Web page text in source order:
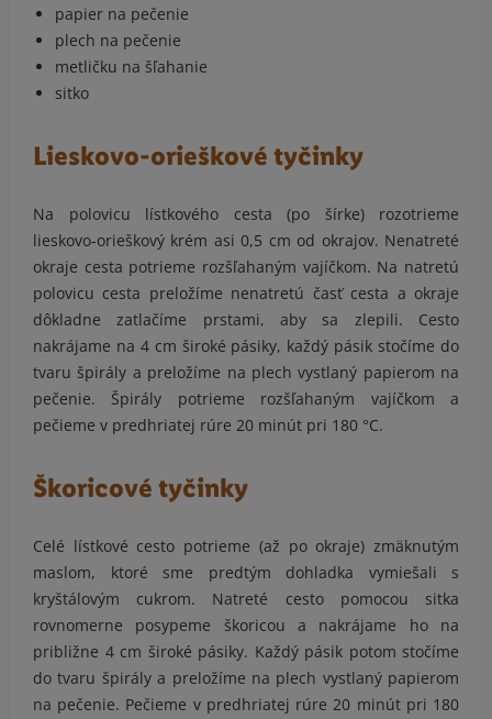
papier na pečenie
plech na pečenie
metličku na šľahanie
sitko
Lieskovo-orieškové tyčinky
Na polovicu lístkového cesta (po šírke) rozotrieme
lieskovo-orieškový krém asi 0,5 cm od okrajov. Nenatreté
okraje cesta potrieme rozšľahaným vajíčkom. Na natretú
polovicu cesta preložíme nenatretú časť cesta a okraje
dôkladne zatlačíme prstami, aby sa zlepili. Cesto
nakrájame na 4 cm široké pásiky, každý pásik stočíme do
tvaru špirály a preložíme na plech vystlaný papierom na
pečenie. Špirály potrieme rozšľahaným vajíčkom a
pečieme v predhriatej rúre 20 minút pri 180 °C.
Škoricové tyčinky
Celé lístkové cesto potrieme (až po okraje) zmäknutým
maslom, ktoré sme predtým dohladka vymiešali s
kryštálovým cukrom. Natreté cesto pomocou sitka
rovnomerne posypeme škoricou a nakrájame ho na
približne 4 cm široké pásiky. Každý pásik potom stočíme
do tvaru špirály a preložíme na plech vystlaný papierom
na pečenie. Pečieme v predhriatej rúre 20 minút pri 180